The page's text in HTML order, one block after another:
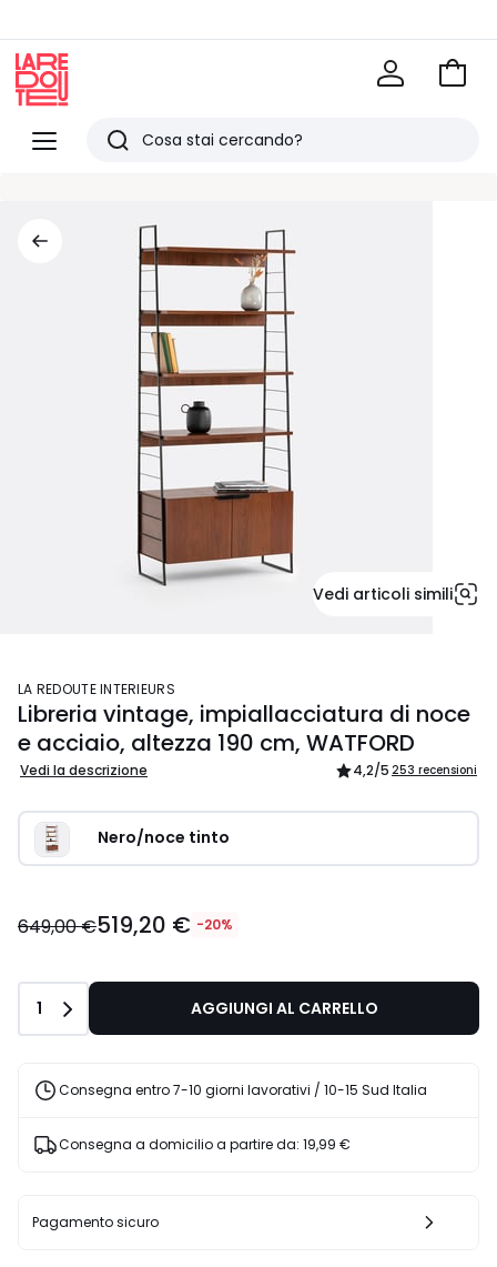
Menu
Redoute
Ricerca
articoli
Vai
Vedi articoli simili
LA REDOUTE INTERIEURS
Libreria vintage, impiallacciatura di noce
e acciaio, altezza 190 cm, WATFORD
Vedi la descrizione 4,2/5 253 recensioni
Nero/noce tinto
649,00 €519,20 € -20%
Quantità
1 AGGIUNGI AL CARRELLO
Consegna entro 7-10 giorni lavorativi / 10-15 Sud Italia
Consegna a domicilio a partire da: 19,99 €
Pagamento sicuro